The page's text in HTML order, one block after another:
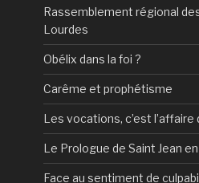
Rassemblement régional
Lourdes
Obélix dans la foi ?
Carême et prophétisme
Les vocations, c’est l’affaire
Le Prologue de Saint Jean
Face au sentiment de